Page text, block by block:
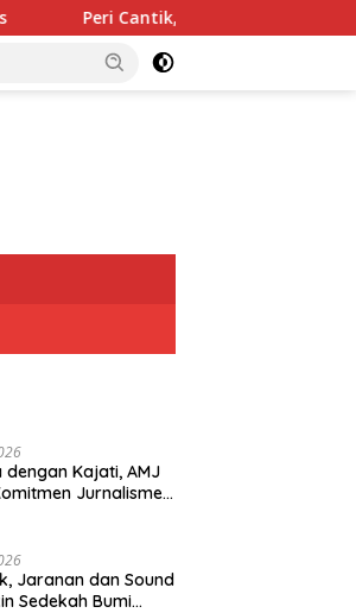
Jaranan dan Sound Horeg Bikin
dengan Kajati, AMJ
Jurnalisme
Jaranan dan Sound
Sedekah Bumi